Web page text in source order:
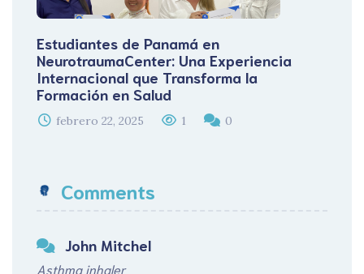
Estudiantes de Panamá en
NeurotraumaCenter: Una Experiencia
Internacional que Transforma la
Formación en Salud
febrero 22, 2025 1 0
Comments
John Mitchel
Asthma inhaler